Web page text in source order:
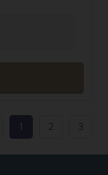
1 2 3